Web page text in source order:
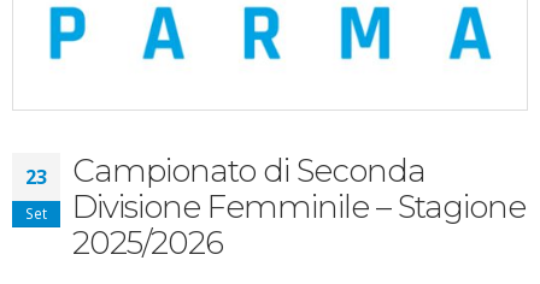
23
Set
Campionato di Seconda
Divisione Femminile – Stagione
2025/2026